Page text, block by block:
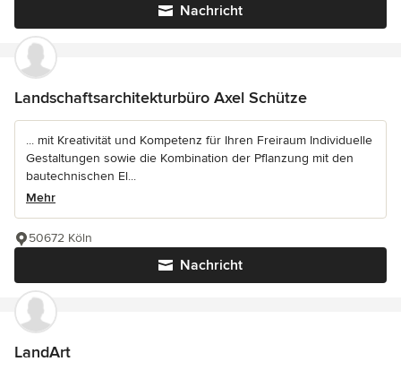
Nachricht
Landschaftsarchitekturbüro Axel Schütze
... mit Kreativität und Kompetenz für Ihren Freiraum Individuelle
Gestaltungen sowie die Kombination der Pflanzung mit den
bautechnischen El...
Mehr
Nachricht
50672 Köln
LandArt